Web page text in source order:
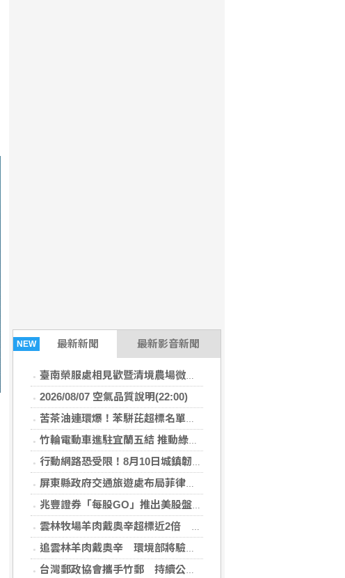
NEW 最新新聞 最新影音新聞
臺南榮服處相見歡暨清境農場微旅行 幸福小榮眷圓滿築夢
2026/08/07 空氣品質說明(22:00)
苦茶油連環爆！苯駢芘超標名單再增2款 官方急令全面下架
竹輪電動車進駐宜蘭五結 推動綠能永續及高齡關懷
行動網路恐受限！8月10日城鎮韌性演習 北港警籲民眾快準備
屏東縣政府交通旅遊處布局菲律賓觀光市場 拜會航空公司與旅遊巨頭共拓國際客源
兆豐證券「每股GO」推出美股盤前交易 下午4點搶先布局
雲林牧場羊肉戴奧辛超標近2倍 問題羊全數撲殺、環境部追查牧草來源
追雲林羊肉戴奧辛 環境部將驗牧草生長處環境介質
台灣郵政協會攜手竹郵 持續公益關懷暨改善獨居長者居住環境傳遞溫暖愛心